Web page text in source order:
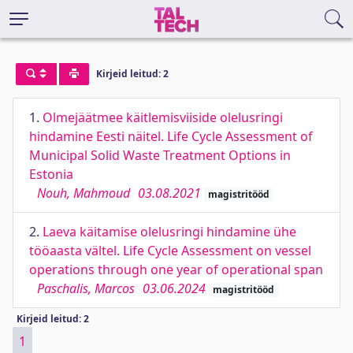
Kirjeid leitud: 2
1. Olmejäätmee käitlemisviiside olelusringi
hindamine Eesti näitel. Life Cycle Assessment of
Municipal Solid Waste Treatment Options in
Estonia
Nouh, Mahmoud 03.08.2021 magistritööd
2. Laeva käitamise olelusringi hindamine ühe
tööaasta vältel. Life Cycle Assessment on vessel
operations through one year of operational span
Paschalis, Marcos 03.06.2024 magistritööd
Kirjeid leitud: 2
1